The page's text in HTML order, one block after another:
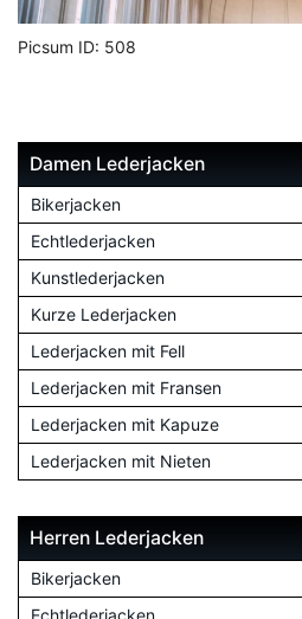
Picsum ID: 508
Damen Lederjacken
Bikerjacken
Echtlederjacken
Kunstlederjacken
Kurze Lederjacken
Lederjacken mit Fell
Lederjacken mit Fransen
Lederjacken mit Kapuze
Lederjacken mit Nieten
Herren Lederjacken
Bikerjacken